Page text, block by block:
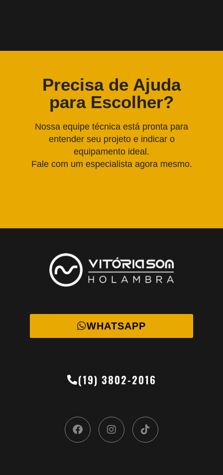
Precisa de Ajuda
para Escolher?
Nossa equipe técnica está pronta para
entender seu projeto e indicar o
equipamento ideal.
Fale com um especialista agora mesmo.
WHATSAPP
(19) 3802-2016